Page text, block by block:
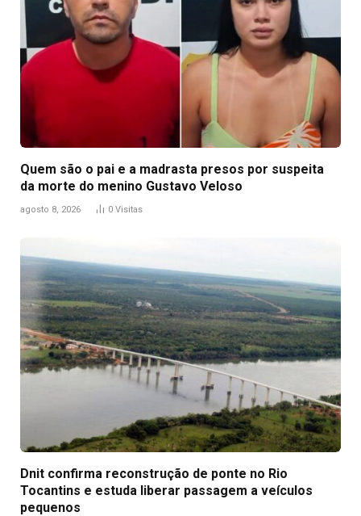
Quem são o pai e a madrasta presos por suspeita
da morte do menino Gustavo Veloso
agosto 8, 2026 0 Visitas
Dnit confirma reconstrução de ponte no Rio
Tocantins e estuda liberar passagem a veículos
pequenos